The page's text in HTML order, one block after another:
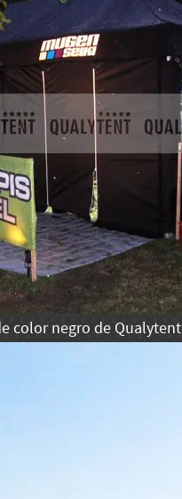
color negro de Qualytent